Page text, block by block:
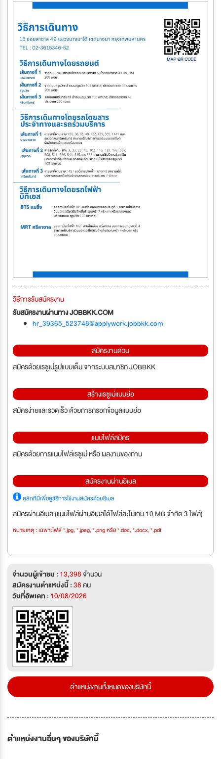
วิธีการรับสมัครงาน
รับสมัครงานผ่านทาง JOBBKK.COM
hr_39365_523748@applywork.jobbkk.com
สมัครงานด่วน
สมัครด้วยเรซูเม่รูปแบบเต็ม จากระบบสมาชิก JOBBKK
สร้างเรซูเม่แบบย่อ
สมัครง่ายและรวดเร็ว ด้วยการกรอกข้อมูลแบบย่อ
แนบไฟล์สมัคร
สมัครด้วยการแนบไฟล์เรซูเม่ หรือ ผลงานของท่าน
สมัครงานผ่านอีเมล
คลิกที่นี่เพื่อดูวิธีการใช้งานสมัครด้วยอีเมล
สมัครผ่านอีเมล (แนบไฟล์ผ่านอีเมลได้ไฟล์ละไม่เกิน 10 MB จำกัด 3 ไฟล์)
หมายเหตุ : เฉพาะไฟล์ *.jpg, *.jpeg, *.png หรือ *.doc, *.docx, *.pdf
จำนวนผู้เข้าชม : 13,398จำนวน
สมัครงานตำแหน่งนี้ :38คน
วันที่อัพเดท : 10/08/2026
ตำแหน่งงานทั้งหมดของบริษัทนี้
ตำแหน่งงานอื่นๆ ของบริษัทนี้